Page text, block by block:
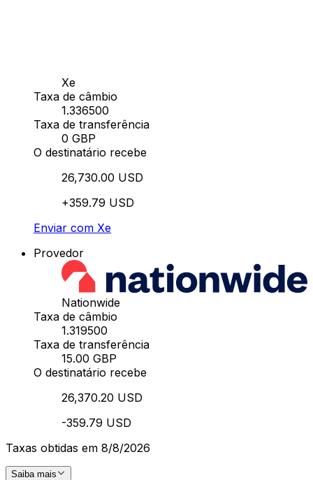
Xe
Taxa de câmbio
1.336500
Taxa de transferência
0 GBP
O destinatário recebe
26,730.00 USD
+359.79 USD
Enviar com Xe
Provedor
Nationwide
Taxa de câmbio
1.319500
Taxa de transferência
15.00 GBP
O destinatário recebe
26,370.20 USD
-359.79 USD
Taxas obtidas em 8/8/2026
Saiba mais